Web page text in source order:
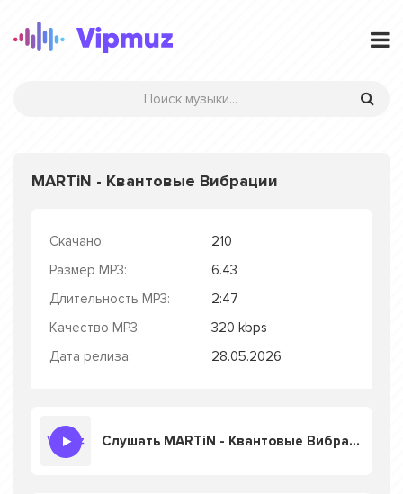
MARTiN - Квантовые Вибрации
Скачано:
210
Размер MP3:
6.43
Длительность MP3:
2:47
Качество MP3:
320 kbps
Дата релиза:
28.05.2026
Слушать MARTiN - Квантовые Вибрации